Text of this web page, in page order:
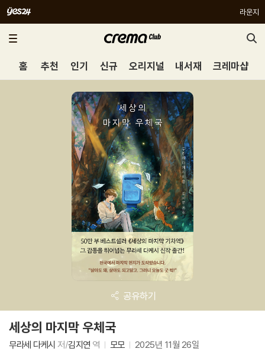
라운지
홈 추천 인기 신규 오리지널 내서재 크레마샵
공유하기
세상의 마지막 우체국
무라세 다케시 저/김지연 역 모모 2025년 11월 26일